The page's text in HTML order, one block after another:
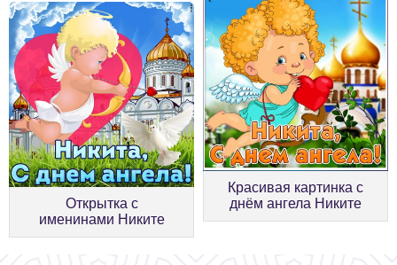
Открытка с
именинами Никите
Красивая картинка с
днём ангела Никите